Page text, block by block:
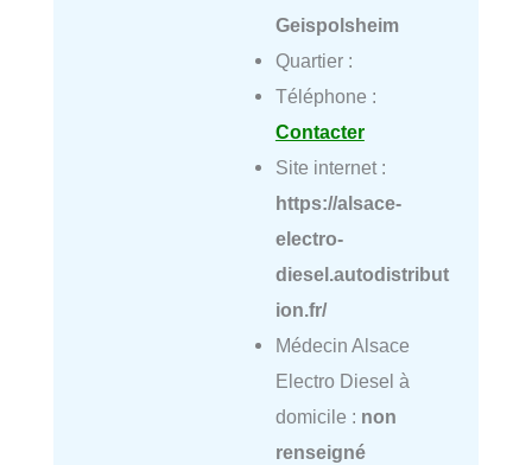
Geispolsheim
Quartier :
Téléphone :
Contacter
Site internet :
https://alsace-
electro-
diesel.autodistribut
ion.fr/
Médecin Alsace
Electro Diesel à
domicile : non
renseigné